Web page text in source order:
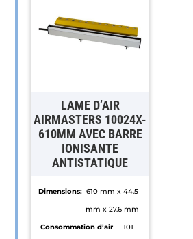
LAME D’AIR
AIRMASTERS 10024X-
610MM AVEC BARRE
IONISANTE
ANTISTATIQUE
Dimensions: 610 mm x 44.5
mm x 27.6 mm
Consommation d’air
101